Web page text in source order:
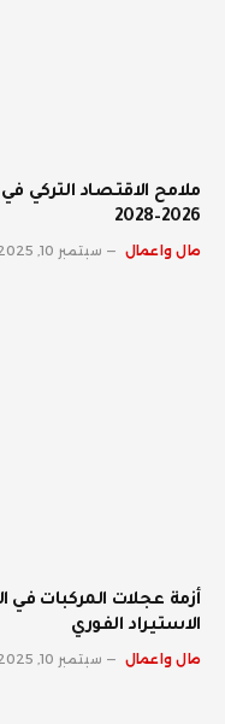
ملامح الاقتصاد التركي
2026–2028
مال واعمال سبتمبر 10, 2025
أزمة عجلات المركبات في
الاستيراد الفوري
مال واعمال سبتمبر 10, 2025